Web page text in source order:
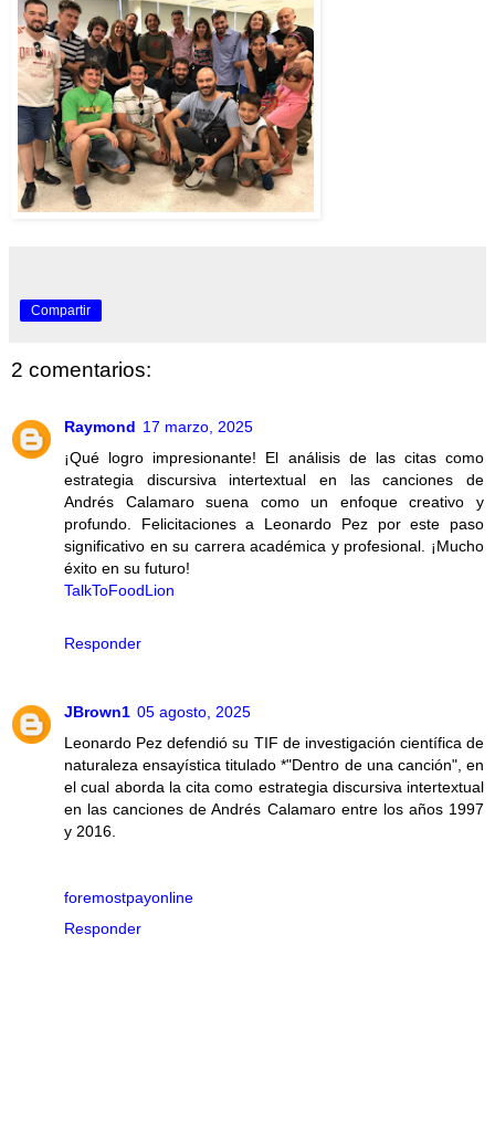
Compartir
2 comentarios:
Raymond 17 marzo, 2025
¡Qué logro impresionante! El análisis de las citas como
estrategia discursiva intertextual en las canciones de
Andrés Calamaro suena como un enfoque creativo y
profundo. Felicitaciones a Leonardo Pez por este paso
significativo en su carrera académica y profesional. ¡Mucho
éxito en su futuro!
TalkToFoodLion
Responder
JBrown1 05 agosto, 2025
Leonardo Pez defendió su TIF de investigación científica de
naturaleza ensayística titulado *"Dentro de una canción", en
el cual aborda la cita como estrategia discursiva intertextual
en las canciones de Andrés Calamaro entre los años 1997
y 2016.
foremostpayonline
Responder